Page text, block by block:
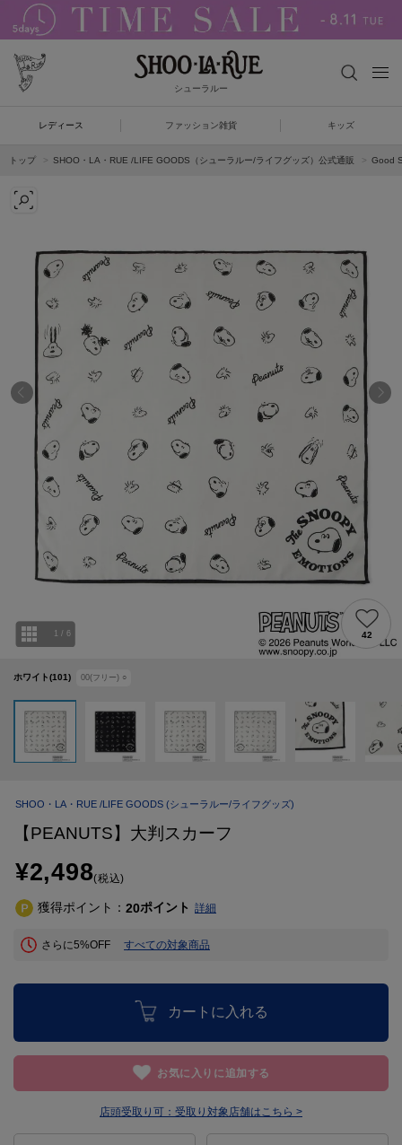
シューラルー
レディース ファッション雑貨 キッズ
トップ SHOO・LA・RUE /LIFE GOODS（シューラルー/ライフグッズ）公式通販 Good
ホワイト(101) 00(フリー) ○
1 / 6 42
SHOO・LA・RUE /LIFE GOODS (シューラルー/ライフグッズ)
【PEANUTS】大判スカーフ
¥2,498(税込)
獲得ポイント： 20ポイント 詳細
さらに5%OFF すべての対象商品
カートに入れる
お気に入りに追加する
店頭受取り可： 受取り対象店舗はこちら >